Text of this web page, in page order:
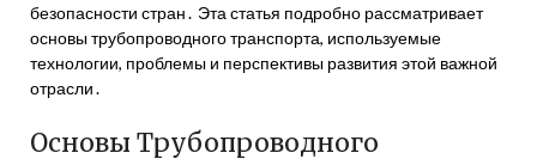
безопасности стран․ Эта статья подробно рассматривает
основы трубопроводного транспорта, используемые
технологии, проблемы и перспективы развития этой важной
отрасли․
Основы Трубопроводного